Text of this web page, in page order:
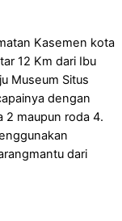
Kasemen kota
12 Km dari Ibu
Museum Situs
dengan
2 maupun roda 4.
dari